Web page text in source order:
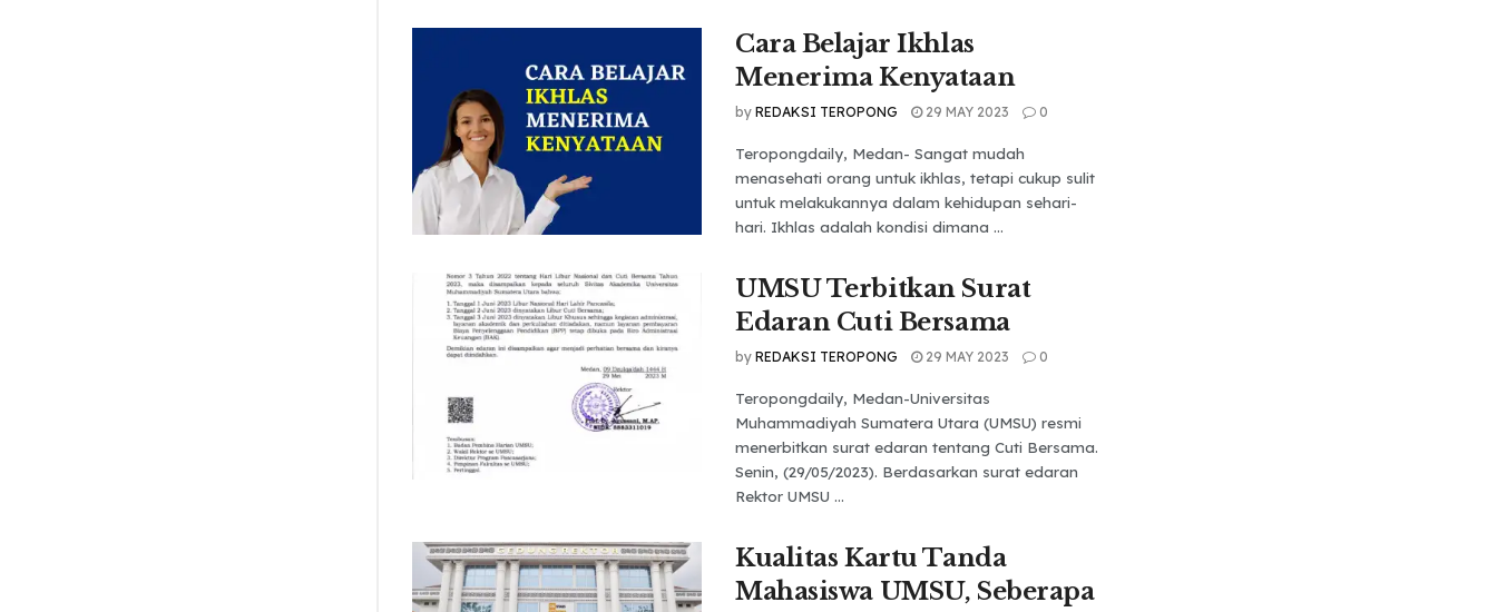
Cara Belajar Ikhlas
Menerima Kenyataan
by REDAKSI TEROPONG 29 MAY 2023 0
Teropongdaily, Medan- Sangat mudah
menasehati orang untuk ikhlas, tetapi cukup sulit
untuk melakukannya dalam kehidupan sehari-
hari. Ikhlas adalah kondisi dimana ...
UMSU Terbitkan Surat
Edaran Cuti Bersama
by REDAKSI TEROPONG 29 MAY 2023 0
Teropongdaily, Medan-Universitas
Muhammadiyah Sumatera Utara (UMSU) resmi
menerbitkan surat edaran tentang Cuti Bersama.
Senin, (29/05/2023). Berdasarkan surat edaran
Rektor UMSU ...
Kualitas Kartu Tanda
Mahasiswa UMSU, Seberapa